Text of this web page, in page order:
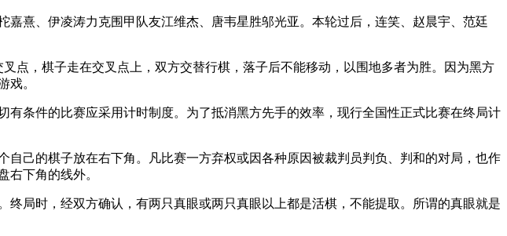
熹、伊凌涛力克围甲队友江维杰、唐韦星胜邬光亚。本轮过后，连笑、赵晨宇、范廷
点，棋子走在交叉点上，双方交替行棋，落子后不能移动，以围地多者为胜。因为黑方
戏。
条件的比赛应采用计时制度。为了抵消黑方先手的效率，现行全国性正式比赛在终局计
己的棋子放在右下角。凡比赛一方弃权或因各种原因被裁判员判负、判和的对局，也作
右下角的线外。
局时，经双方确认，有两只真眼或两只真眼以上都是活棋，不能提取。所谓的真眼就是